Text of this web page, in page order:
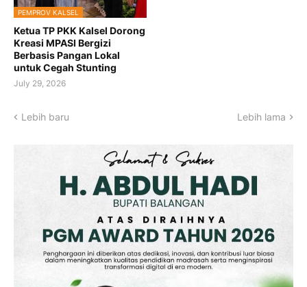
PEMPROV KALSEL
Ketua TP PKK Kalsel Dorong
Kreasi MPASI Bergizi
Berbasis Pangan Lokal
untuk Cegah Stunting
July 29, 2026
Lebih baru Lebih lama